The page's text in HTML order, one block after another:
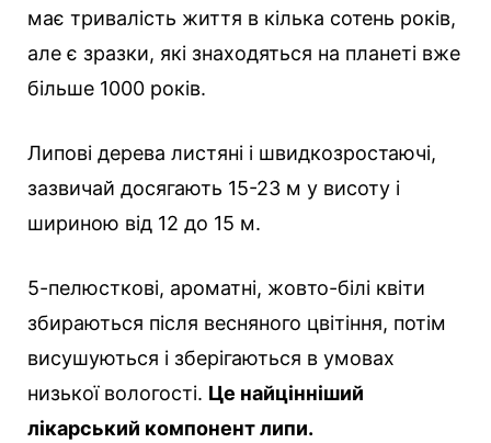
має тривалість життя в кілька сотень років,
але є зразки, які знаходяться на планеті вже
більше 1000 років.
Липові дерева листяні і швидкозростаючі,
зазвичай досягають 15-23 м у висоту і
шириною від 12 до 15 м.
5-пелюсткові, ароматні, жовто-білі квіти
збираються після весняного цвітіння, потім
висушуються і зберігаються в умовах
низької вологості. Це найцінніший
лікарський компонент липи.